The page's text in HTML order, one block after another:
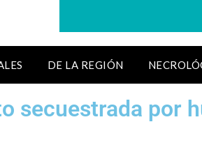
DE LA REGIÓN
secuestrada por